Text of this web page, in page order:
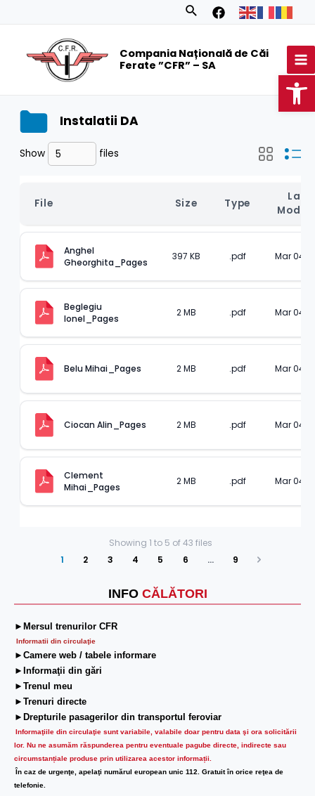
Search
Compania Națională de Căi
Ferate ”CFR” – SA
INFO CĂLĂTORI
►Mersul trenurilor CFR
Informatii din circulaţie
►Camere web / tabele informare
►Informaţii din gări
►Trenul meu
►Trenuri directe
►Drepturile pasagerilor din transportul feroviar
Informaţiile din circulaţie sunt variabile, valabile doar pentru data şi ora solicitării
lor. Nu ne asumăm răspunderea pentru eventuale pagube directe, indirecte sau
circumstanțiale produse prin utilizarea acestor informații.
În caz de urgenţe, apelaţi numărul european unic 112. Gratuit în orice reţea de
telefonie.
Instalatii DA
Show files
File Size Type
Last
Anghel
Gheorghita_Pages
397 KB .pdf Mar 04,
Beglegiu
Ionel_Pages
2 MB .pdf Mar 04,
Belu Mihai_Pages 2 MB .pdf Mar 04,
Ciocan Alin_Pages 2 MB .pdf Mar 04,
Clement
Mihai_Pages
2 MB .pdf Mar 04,
Showing 1 to 5 of 43 files
1
2 3 4 5 6 … 9
Next